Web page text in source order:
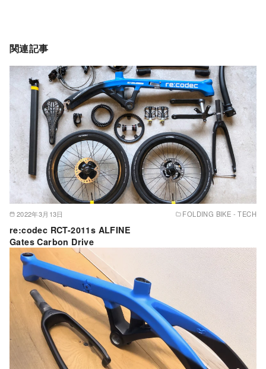
関連記事
2022年3月13日 FOLDING BIKE - TECH
re:codec RCT-2011s ALFINE
Gates Carbon Drive